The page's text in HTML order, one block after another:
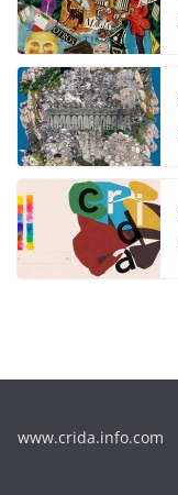
www.crida.info.com